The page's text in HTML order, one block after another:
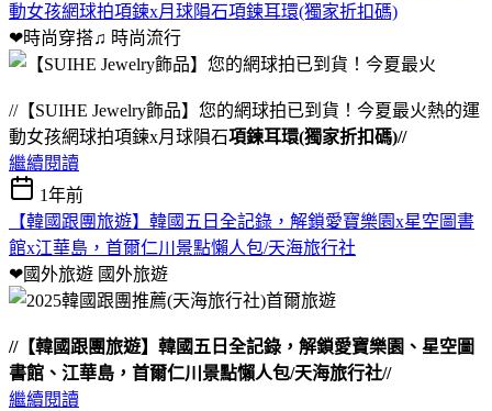
動女孩網球拍項鍊x月球隕石項鍊耳環(獨家折扣碼)
❤時尚穿搭♫ 時尚流行
//【SUIHE Jewelry飾品】您的網球拍已到貨！今夏最火熱的運
動女孩網球拍項鍊x月球隕石項鍊耳環(獨家折扣碼)//
繼續閱讀
1年前
【韓國跟團旅遊】韓國五日全記錄，解鎖愛寶樂園x星空圖書
館x江華島，首爾仁川景點懶人包/天海旅行社
❤國外旅遊 國外旅遊
//【韓國跟團旅遊】韓國五日全記錄，解鎖愛寶樂園、星空圖
書館、江華島，首爾仁川景點懶人包/天海旅行社//
繼續閱讀